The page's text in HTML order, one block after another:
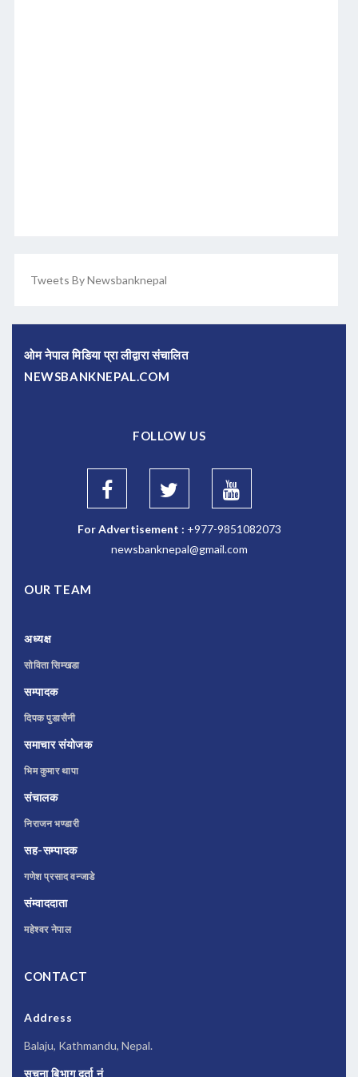
Tweets By Newsbanknepal
ओम नेपाल मिडिया प्रा लीद्वारा संचालित
NEWSBANKNEPAL.COM
FOLLOW US
For Advertisement : +977-9851082073
newsbanknepal@gmail.com
OUR TEAM
अध्यक्ष
सोविता सिम्खडा
सम्पादक
दिपक पुडासैनी
समाचार संयोजक
भिम कुमार थापा
संचालक
निराजन भण्डारी
सह-सम्पादक
गणेश प्रसाद वन्जाडे
संम्वाददाता
महेश्वर नेपाल
CONTACT
Address
Balaju, Kathmandu, Nepal.
सूचना बिभाग दर्ता नं